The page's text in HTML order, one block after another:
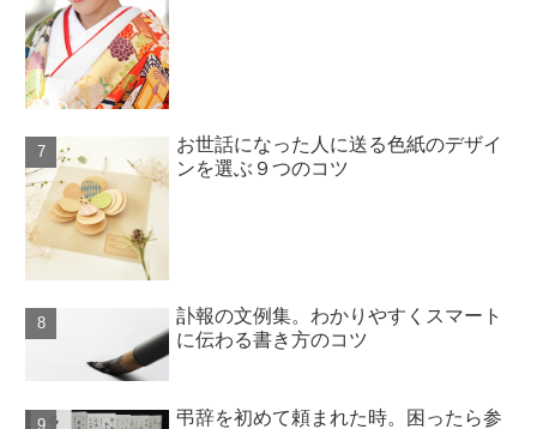
お世話になった人に送る色紙のデザイ
ンを選ぶ９つのコツ
訃報の文例集。わかりやすくスマート
に伝わる書き方のコツ
弔辞を初めて頼まれた時。困ったら参